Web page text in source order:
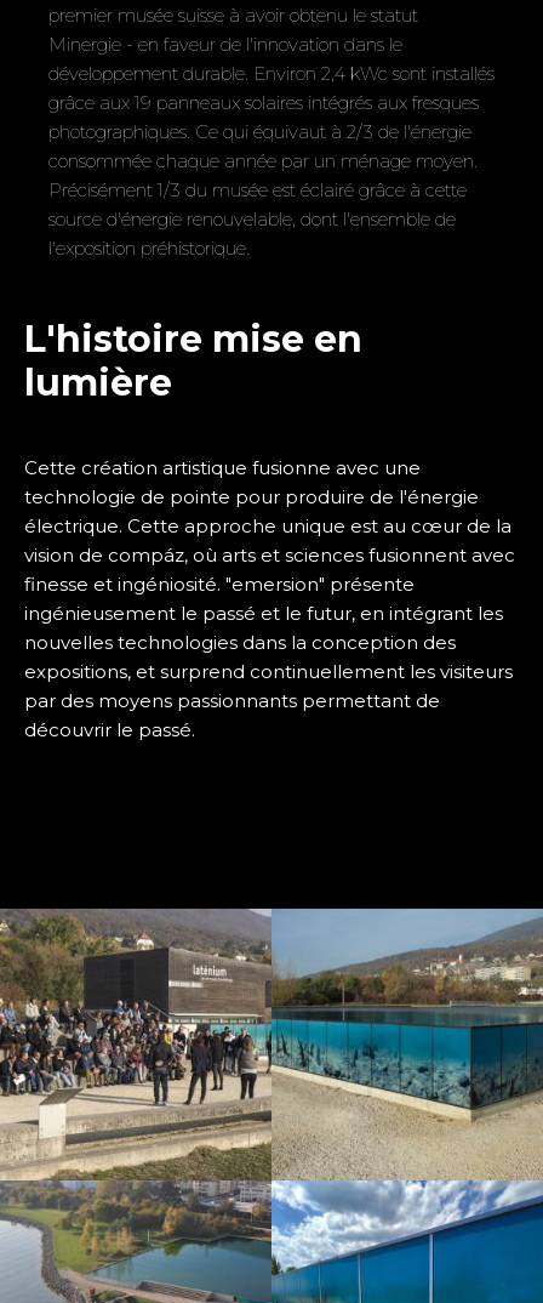
premier musée suisse à avoir obtenu le statut
Minergie - en faveur de l'innovation dans le
développement durable. Environ 2,4 kWc sont installés
grâce aux 19 panneaux solaires intégrés aux fresques
photographiques. Ce qui équivaut à 2/3 de l'énergie
consommée chaque année par un ménage moyen.
Précisément 1/3 du musée est éclairé grâce à cette
source d'énergie renouvelable, dont l'ensemble de
l'exposition préhistorique.
L'histoire mise en
lumière
Cette création artistique fusionne avec une
technologie de pointe pour produire de l'énergie
électrique. Cette approche unique est au cœur de la
vision de compáz, où arts et sciences fusionnent avec
finesse et ingéniosité. "emersion" présente
ingénieusement le passé et le futur, en intégrant les
nouvelles technologies dans la conception des
expositions, et surprend continuellement les visiteurs
par des moyens passionnants permettant de
découvrir le passé.